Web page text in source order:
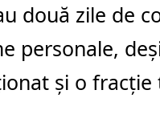
două zile de
personale,
și o fracție